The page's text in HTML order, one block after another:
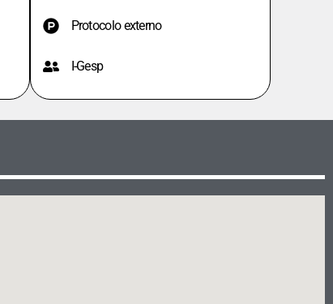
Protocolo externo
I-Gesp